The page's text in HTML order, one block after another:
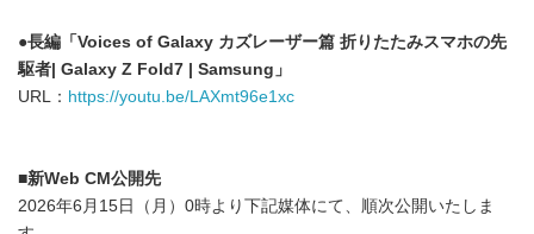
●長編「 Voices of Galaxy カズレーザー篇 折りたたみスマホの先
駆者 | Galaxy Z Fold7 | Samsung 」
URL： https://youtu.be/LAXmt96e1xc
■新Web CM 公開先
2026年6月15日（月）0時より下記媒体にて、順次公開いたしま